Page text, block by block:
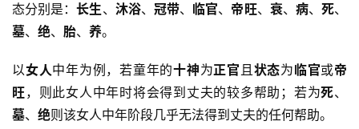
态分别是：长生、 沐浴、 冠带、 临官、 帝旺、 衰、 病、死、
墓、 绝、 胎、 养。
以女人中年为例，若童年的十神为正官且状态为临官或帝
旺，则此女人中年时将会得到丈夫的较多帮助；若为死、
墓、 绝则该女人中年阶段几乎无法得到丈夫的任何帮助。